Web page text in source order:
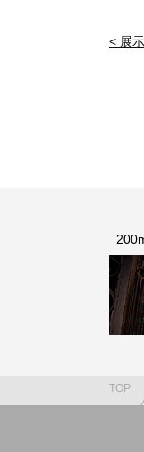
< 展
TOP